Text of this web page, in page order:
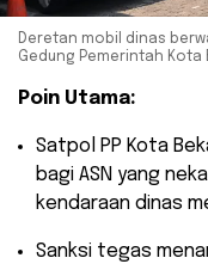
Deretan mobil dinas
Gedung Pemerintah Kota
Poin Utama:
​Satpol PP Kota
bagi ASN yang
kendaraan dinas
​Sanksi tegas